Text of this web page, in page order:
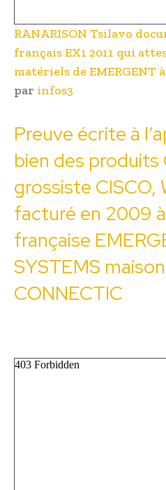
RANARISON Tsilavo
français EX1 2011 qui
matériels de EMERGENT
par infos3
Preuve écrite à
bien des produits
grossiste CISCO,
facturé en 2009
française
SYSTEMS
CONNECTIC